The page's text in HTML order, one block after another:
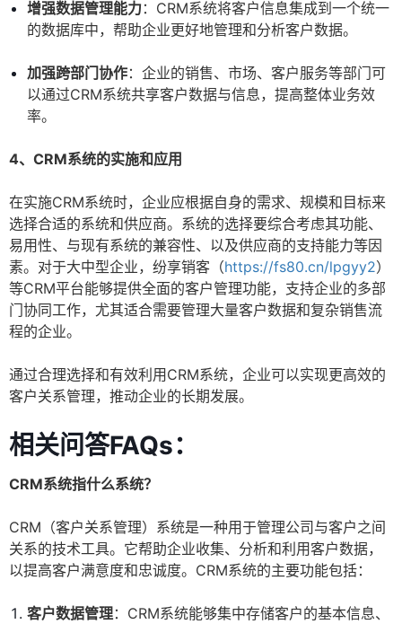
增强数据管理能力：CRM系统将客户信息集成到一个统一
的数据库中，帮助企业更好地管理和分析客户数据。
加强跨部门协作：企业的销售、市场、客户服务等部门可
以通过CRM系统共享客户数据与信息，提高整体业务效
率。
4、CRM系统的实施和应用
在实施CRM系统时，企业应根据自身的需求、规模和目标来
选择合适的系统和供应商。系统的选择要综合考虑其功能、
易用性、与现有系统的兼容性、以及供应商的支持能力等因
素。对于大中型企业，纷享销客（https://fs80.cn/lpgyy2）
等CRM平台能够提供全面的客户管理功能，支持企业的多部
门协同工作，尤其适合需要管理大量客户数据和复杂销售流
程的企业。
通过合理选择和有效利用CRM系统，企业可以实现更高效的
客户关系管理，推动企业的长期发展。
相关问答FAQs：
CRM系统指什么系统？
CRM（客户关系管理）系统是一种用于管理公司与客户之间
关系的技术工具。它帮助企业收集、分析和利用客户数据，
以提高客户满意度和忠诚度。CRM系统的主要功能包括：
客户数据管理：CRM系统能够集中存储客户的基本信息、